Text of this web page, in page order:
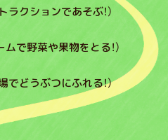
ラクションであそぶ！）
ムで野菜や果物をとる！）
でどうぶつにふれる！）